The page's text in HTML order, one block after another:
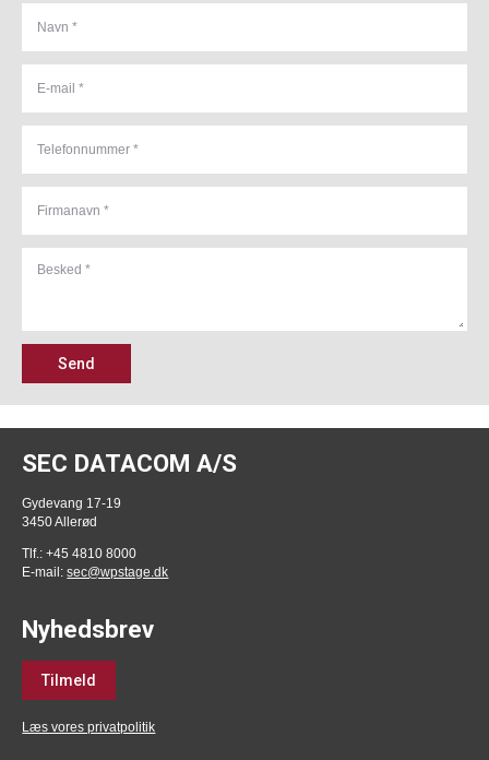
Send
SEC DATACOM A/S
Gydevang 17-19
3450 Allerød
Tlf.: +45 4810 8000
E-mail:sec@wpstage.dk
Nyhedsbrev
Tilmeld
Læs vores privatpolitik